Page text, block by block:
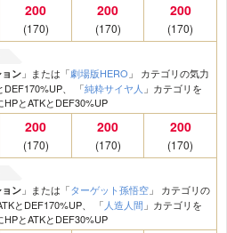
200
(170)
200
(170)
200
(170)
ン 」または「劇場版HERO 」 カテゴリの気力
DEF170%UP、 「純粋サイヤ人 」カテゴリを
HPとATKとDEF30%UP
200
(170)
200
(170)
200
(170)
ン 」または「ターゲット孫悟空 」 カテゴリの
とDEF170%UP、 「 人造人間 」カテゴリを
HPとATKとDEF30%UP